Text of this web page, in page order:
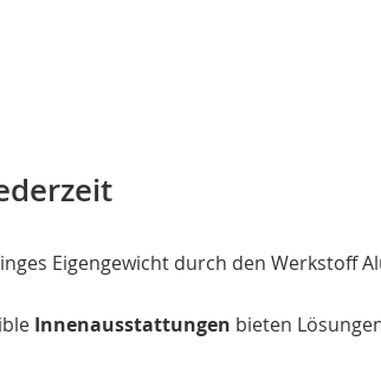
Eigengewicht durch den Werkstoff
Innenausstattungen bieten